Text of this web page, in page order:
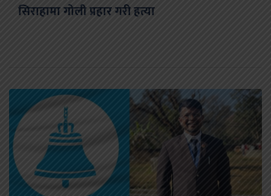
सिराहामा गोली प्रहार गरी हत्या